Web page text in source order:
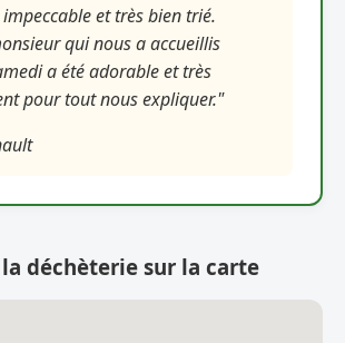
impeccable et très bien trié.
qui nous a accueillis
a été adorable et très
pour tout nous expliquer."
déchèterie sur la carte